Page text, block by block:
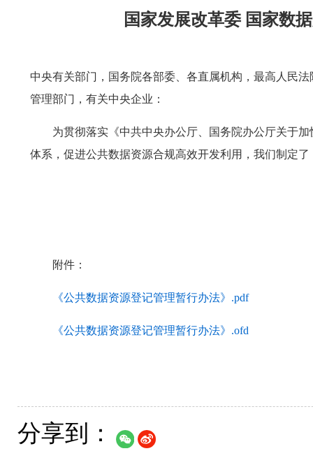
国家发展改革委 国家数
中央有关部门，国务院各部委、各直属机构，最高人民
管理部门，有关中央企业：
为贯彻落实《中共中央办公厅、国务院办公厅关于
体系，促进公共数据资源合规高效开发利用，我们制定
附件：
《公共数据资源登记管理暂行办法》.pdf
《公共数据资源登记管理暂行办法》.ofd
分享到：